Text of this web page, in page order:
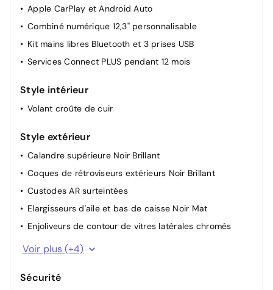
Lève-vitres AV et AR électriques et séquentiels
Plancher de coffre escamotable
Prise 12V sur la console centrale
Rétroviseurs extérieurs électriques dégivrants
avec éclairage d'accueil
Siège conducteur avec réglage lombaire
Suspension Citroen Advanced Comfort
Volant réglable en hauteur et en profondeur
Apple CarPlay et Android Auto
Combiné numérique 12,3" personnalisable
Kit mains libres Bluetooth et 3 prises USB
Services Connect PLUS pendant 12 mois
Style intérieur
Volant croûte de cuir
Style extérieur
Calandre supérieure Noir Brillant
Coques de rétroviseurs extérieurs Noir Brillant
Custodes AR surteintées
Elargisseurs d'aile et bas de caisse Noir Mat
Enjoliveurs de contour de vitres latérales chromés
Feux diurnes à LED avec clignotants à LED
Poignées de portes extérieures Noir Brillant
Voir plus (+4)
Sécurité